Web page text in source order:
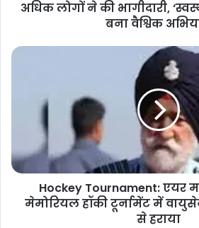
लोगों
भागीदारी,
वैश्विक
अभियान
अधिक लोगों ने की भागीदारी,
बना वैश्विक
Hockey
हॉकी
टूर्नामेंट
वायुसेना
Hockey Tournament: एयर
मेमोरियल हॉकी टूर्नामेंट में
से हराया